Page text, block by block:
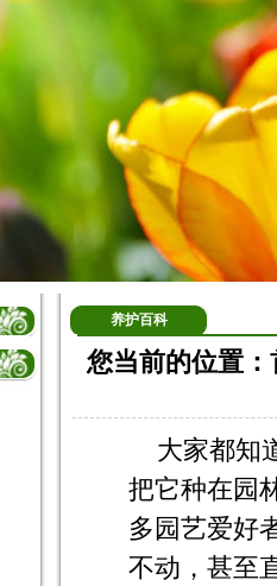
养护百科
您当前的位置：
大家都知
把它种在园
多园艺爱好
不动，甚至